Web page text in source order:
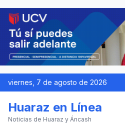
viernes, 7 de agosto de 2026
Huaraz en Línea
Noticias de Huaraz y Áncash